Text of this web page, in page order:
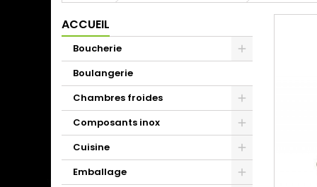
ACCUEIL
Boucherie
Boulangerie
Chambres froides
Composants inox
Cuisine
Emballage